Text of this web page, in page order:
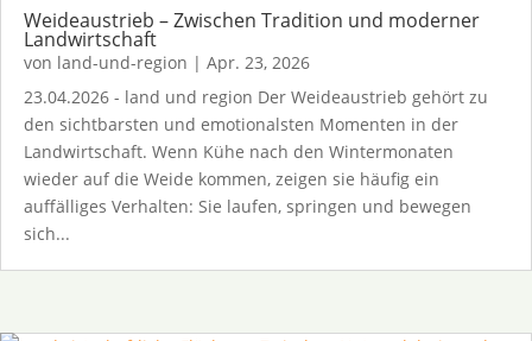
Weideaustrieb – Zwischen Tradition und moderner
Landwirtschaft
von land-und-region | Apr. 23, 2026
23.04.2026 - land und region Der Weideaustrieb gehört zu
den sichtbarsten und emotionalsten Momenten in der
Landwirtschaft. Wenn Kühe nach den Wintermonaten
wieder auf die Weide kommen, zeigen sie häufig ein
auffälliges Verhalten: Sie laufen, springen und bewegen
sich...